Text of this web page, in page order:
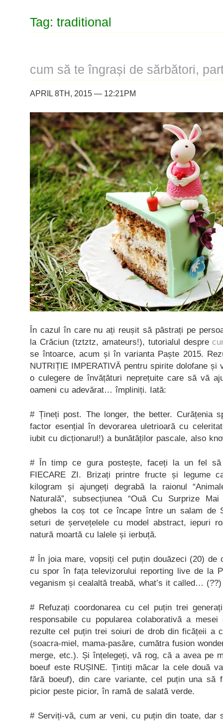
Tag: traditional
cum să te îngrași de sărbători,
APRIL 8TH, 2015 — 12:21PM
În cazul în care nu ați reușit să păstrați pe
la Crăciun (tztztz, amateurs!), tutorialul despre
se întoarce, acum și în varianta Paște 2015.
NUTRIȚIE IMPERATIVĂ pentru spirite dolofane și
o culegere de învățături neprețuite care să vă
oameni cu adevărat… împliniți. Iată:
# Țineți post. The longer, the better. Curățenia
factor esențial în devorarea uletrioară cu
iubit cu dicționarul!) a bunătăților pascale, also
# În timp ce gura postește, faceți la un fel să
FIECARE ZI. Brizați printre fructe și legume
kilogram și ajungeți degrabă la raionul
Naturală”, subsecțiunea “Ouă Cu Surprize
ghebos la coș tot ce încape între un salam de
seturi de șervețelele cu model abstract, iepuri
natură moartă cu lalele și ierbuță.
# În joia mare, vopsiți cel puțin douăzeci (20) de
cu spor în fața televizorului reporting live de la
veganism și cealaltă treabă, what’s it called… (??)
# Refuzați coordonarea cu cel puțin trei
responsabile cu popularea colaborativă a
rezulte cel puțin trei soiuri de drob din ficățeii a
(soacra-miel, mama-pasăre, cumătra fusion
merge, etc.). Și înțelegeți, vă rog, că a avea pe
boeuf este RUȘINE. Țintiți măcar la cele două
fără boeuf), din care variante, cel puțin una să
picior peste picior, în ramă de salată verde.
# Serviți-vă, cum ar veni, cu puțin din toate, dar